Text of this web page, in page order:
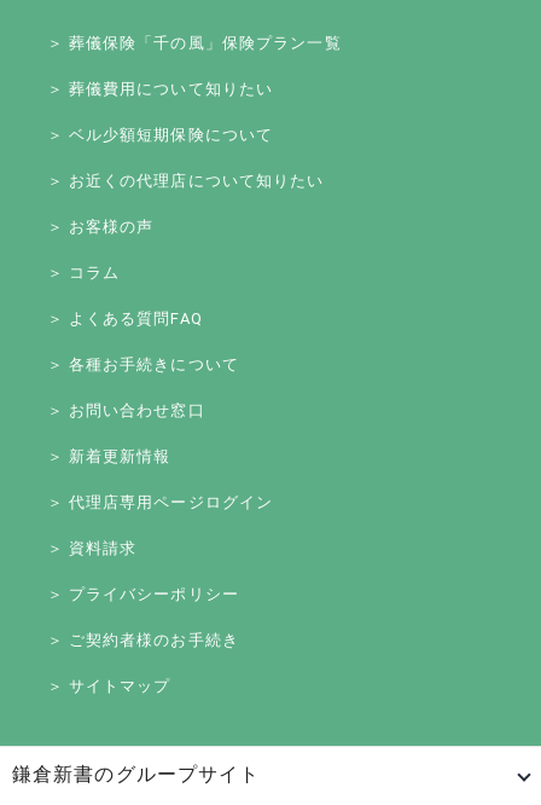
＞ 葬儀保険「千の風」保険プラン一覧
＞ 葬儀費用について知りたい
＞ ベル少額短期保険について
＞ お近くの代理店について知りたい
＞ お客様の声
＞ コラム
＞ よくある質問FAQ
＞ 各種お手続きについて
＞ お問い合わせ窓口
＞ 新着更新情報
＞ 代理店専用ページログイン
＞ 資料請求
＞ プライバシーポリシー
＞ ご契約者様のお手続き
＞ サイトマップ
鎌倉新書のグループサイト